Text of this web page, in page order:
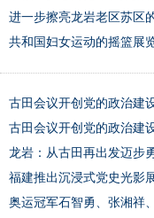
进一步擦亮龙岩老区苏区
共和国妇女运动的摇篮展
古田会议开创党的政治建
古田会议开创党的政治建
龙岩：从古田再出发迈步
福建推出沉浸式党史光影
奥运冠军石智勇、张湘祥